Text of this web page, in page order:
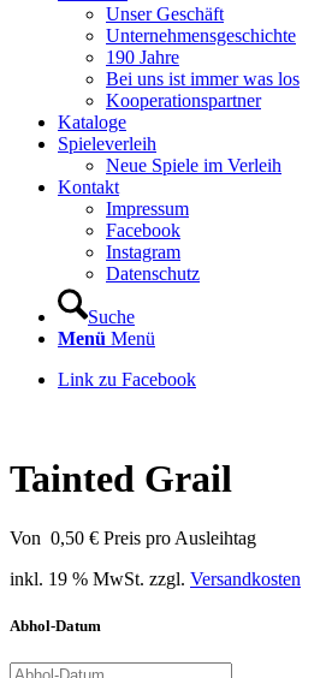
Unser Geschäft
Unternehmensgeschichte
190 Jahre
Bei uns ist immer was los
Kooperationspartner
Kataloge
Spieleverleih
Neue Spiele im Verleih
Kontakt
Impressum
Facebook
Instagram
Datenschutz
Suche
Menü Menü
Link zu Facebook
Tainted Grail
Von 0,50 € Preis pro Ausleihtag
inkl. 19 % MwSt. zzgl. Versandkosten
Abhol-Datum